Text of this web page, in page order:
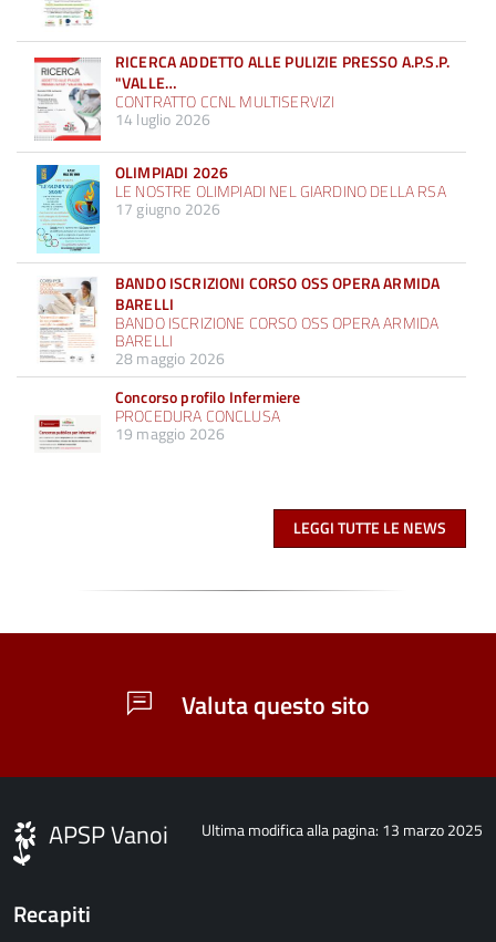
RICERCA ADDETTO ALLE PULIZIE PRESSO A.P.S.P.
"VALLE…
CONTRATTO CCNL MULTISERVIZI
14 luglio 2026
OLIMPIADI 2026
LE NOSTRE OLIMPIADI NEL GIARDINO DELLA RSA
17 giugno 2026
BANDO ISCRIZIONI CORSO OSS OPERA ARMIDA
BARELLI
BANDO ISCRIZIONE CORSO OSS OPERA ARMIDA
BARELLI
28 maggio 2026
Concorso profilo Infermiere
PROCEDURA CONCLUSA
19 maggio 2026
LEGGI TUTTE LE NEWS
Valuta questo sito
Ultima modifica alla pagina: 13 marzo 2025
APSP Vanoi
Recapiti